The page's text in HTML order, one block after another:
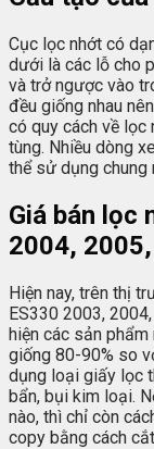
Cục lọc nhớt có
dưới là các lỗ cho
và trở ngược vào
đều giống nhau
có quy cách về lọc
tùng. Nhiều dòng
thể sử dụng chung
Giá bán lọc
2004,
Hiện nay, trên thị
ES330 2003,
hiện các sản
giống 80-90% so
dụng loại giấy lọc
bẩn, bụi kim loại.
nào, thì chỉ còn
copy bằng cách